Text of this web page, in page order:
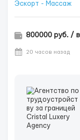
Эскорт - Массаж
800000 руб. /
20 часов назад